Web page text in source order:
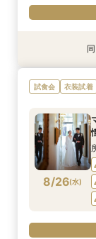
衣装試着
8/23 (日)
衣装試着
8/23 (日)
衣装試着
8/23 (日)
8/23 (日)
衣装試着
8/23 (日)
衣装試着
8/23 (日)
試食会 衣装試着
8/26(水)